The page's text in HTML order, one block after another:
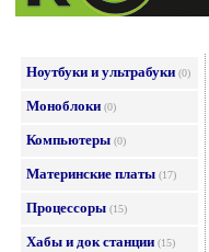
Ноутбуки и ультрабуки (0)
Моноблоки (0)
Компьютеры (0)
Материнские платы (17)
Процессоры (15)
Хабы и док станции (15)